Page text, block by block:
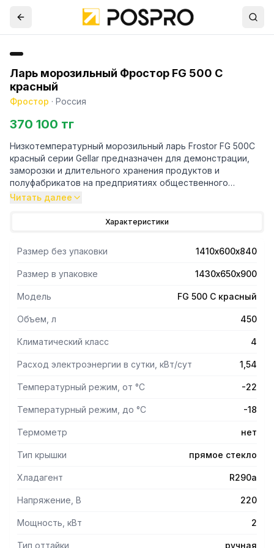
Ларь морозильный Фростор FG 500 C
красный
Фростор · Россия
370 100 тг
Низкотемпературный морозильный ларь Frostor FG 500C
красный серии Gellar предназначен для демонстрации,
заморозки и длительного хранения продуктов и
полуфабрикатов на предприятиях общественного
питания и торговли.
- Крышка морозильного ларя оснащена прямыми
- Корпус изготовлен из оцинкованной
пластифицированной стали, либо из алюминия,
теплоизоляция – из пенополиуретана, алюминиевая
рамка-корона.
- Класс энергопотребления А гарантирует оптимальный
расход электроэнергиии существенную экономию.
Опции
- Подсветка камеры.
Читать далее
Характеристики
Размер без упаковки 1410х600х840
Размер в упаковке 1430х650х900
Модель FG 500 C красный
Объем, л 450
Климатический класс 4
Расход электроэнергии в сутки, кВт/сут 1,54
Температурный режим, от °С -22
Температурный режим, до °С -18
Термометр нет
Тип крышки прямое стекло
Хладагент R290a
Напряжение, В 220
Мощность, кВт 2
Тип оттайки ручная